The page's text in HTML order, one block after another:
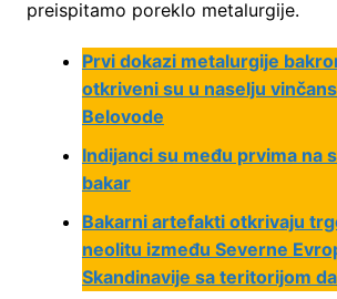
preispitamo poreklo metalurgije.
Prvi dokazi metalurgije
otkriveni su u naselju
Belovode
Indijanci su među prvima na
bakar
Bakarni artefakti otkrivaju
neolitu između Severne
Skandinavije sa teritorijom